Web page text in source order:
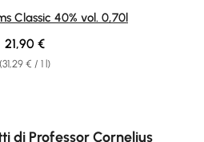
of 5 stars
Classic 40% vol. 0,70l
(31,29 € / 1 l)
Regular price:
21,90 €
di Professor Cornelius